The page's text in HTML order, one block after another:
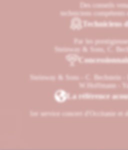
Des conseils
techniciens compétents
Techniciens
Par les
Steinway & Sons, C.
Steinway & Sons - C. Bechstein -
W.Hoffmann -
La référence
1er service concert d'Occitanie et